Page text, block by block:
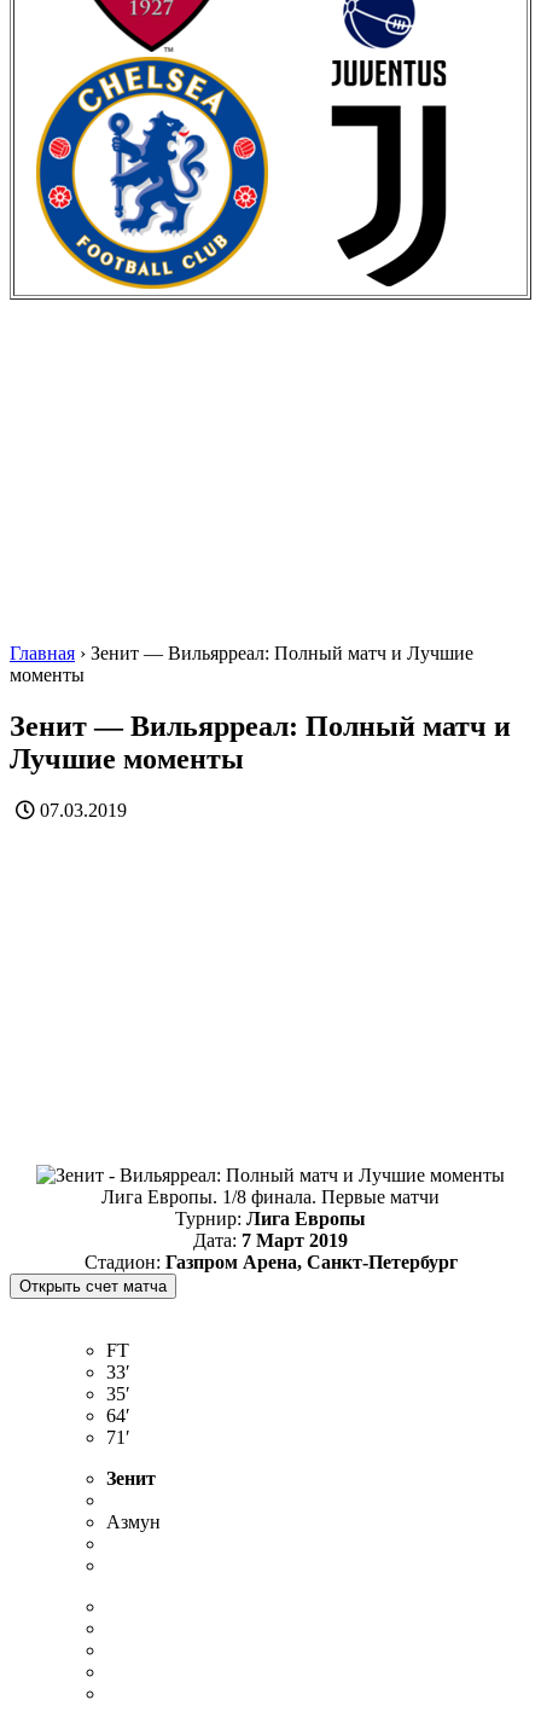
Главная › Зенит — Вильярреал: Полный матч и Лучшие
моменты
Зенит — Вильярреал: Полный матч и
Лучшие моменты
07.03.2019
Лига Европы. 1/8 финала. Первые матчи
Турнир: Лига Европы
Дата: 7 Март 2019
Стадион: Газпром Арена, Санкт-Петербург
FT
33′
35′
64′
71′
Зенит
Азмун